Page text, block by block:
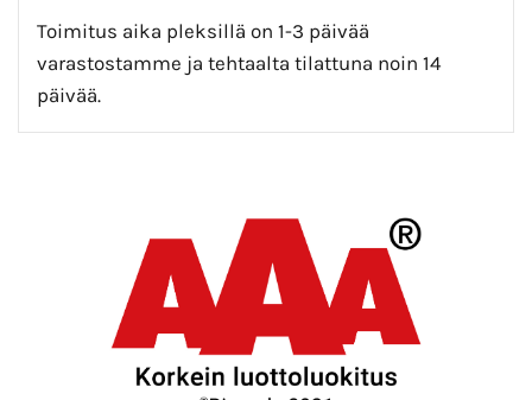
Toimitus aika pleksillä on 1-3 päivää
varastostamme ja tehtaalta tilattuna noin 14
päivää.